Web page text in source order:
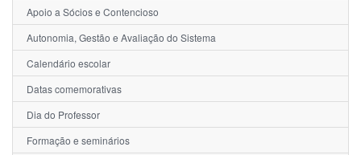
Apoio a Sócios e Contencioso
Autonomia, Gestão e Avaliação do Sistema
Calendário escolar
Datas comemorativas
Dia do Professor
Formação e seminários